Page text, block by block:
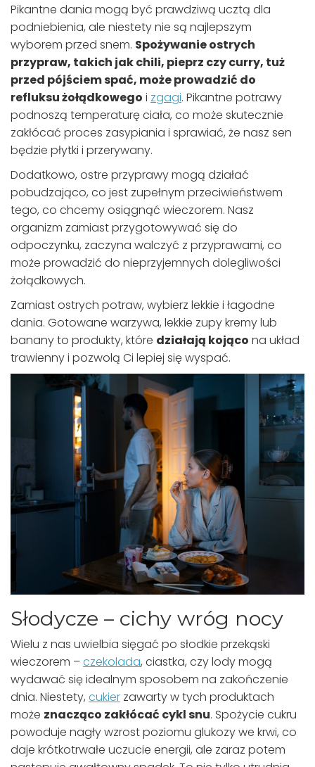
Pikantne dania mogą być prawdziwą ucztą dla
podniebienia, ale niestety nie są najlepszym
wyborem przed snem. Spożywanie ostrych
przypraw, takich jak chili, pieprz czy curry, tuż
przed pójściem spać, może prowadzić do
refluksu żołądkowego i zgagi. Pikantne potrawy
podnoszą temperaturę ciała, co może skutecznie
zakłócać proces zasypiania i sprawiać, że nasz sen
będzie płytki i przerywany.
Dodatkowo, ostre przyprawy mogą działać
pobudzająco, co jest zupełnym przeciwieństwem
tego, co chcemy osiągnąć wieczorem. Nasz
organizm zamiast przygotowywać się do
odpoczynku, zaczyna walczyć z przyprawami, co
może prowadzić do nieprzyjemnych dolegliwości
żołądkowych.
Zamiast ostrych potraw, wybierz lekkie i łagodne
dania. Gotowane warzywa, lekkie zupy kremy lub
banany to produkty, które działają kojąco na układ
trawienny i pozwolą Ci lepiej się wyspać.
Słodycze – cichy wróg nocy
Wielu z nas uwielbia sięgać po słodkie przekąski
wieczorem –czekolada, ciastka, czy lody mogą
wydawać się idealnym sposobem na zakończenie
dnia. Niestety, cukier zawarty w tych produktach
może znacząco zakłócać cykl snu. Spożycie cukru
powoduje nagły wzrost poziomu glukozy we krwi, co
daje krótkotrwałe uczucie energii, ale zaraz potem